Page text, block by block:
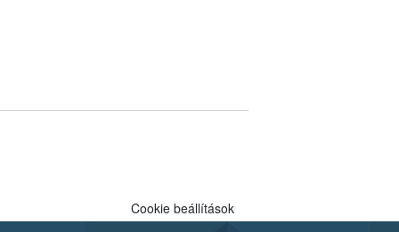
Cookie beállítások